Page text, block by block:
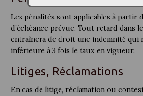
Les pénalités sont applicables à partir
d’échéance prévue. Tout retard dans
entraînera de droit une indemnité qui
inférieure à 3 fois le taux en vigueur.
Litiges, Réclamations
En cas de litige, réclamation ou